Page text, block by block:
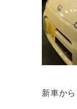
新車か